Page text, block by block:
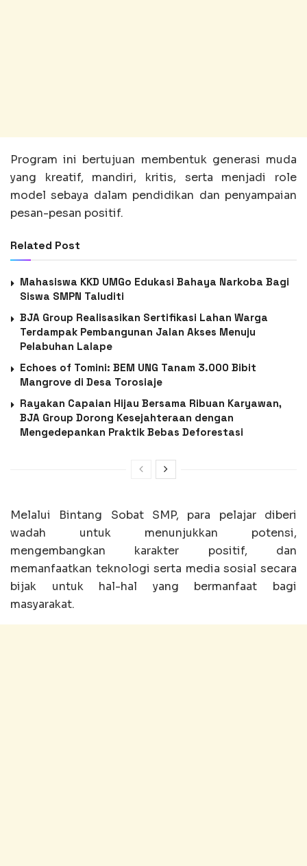
Program ini bertujuan membentuk generasi muda
yang kreatif, mandiri, kritis, serta menjadi role
model sebaya dalam pendidikan dan penyampaian
pesan-pesan positif.
Related Post
Mahasiswa KKD UMGo Edukasi Bahaya Narkoba Bagi
Siswa SMPN Taluditi
BJA Group Realisasikan Sertifikasi Lahan Warga
Terdampak Pembangunan Jalan Akses Menuju
Pelabuhan Lalape
Echoes of Tomini: BEM UNG Tanam 3.000 Bibit
Mangrove di Desa Torosiaje
Rayakan Capaian Hijau Bersama Ribuan Karyawan,
BJA Group Dorong Kesejahteraan dengan
Mengedepankan Praktik Bebas Deforestasi
Melalui Bintang Sobat SMP, para pelajar diberi
wadah untuk menunjukkan potensi,
mengembangkan karakter positif, dan
memanfaatkan teknologi serta media sosial secara
bijak untuk hal-hal yang bermanfaat bagi
masyarakat.